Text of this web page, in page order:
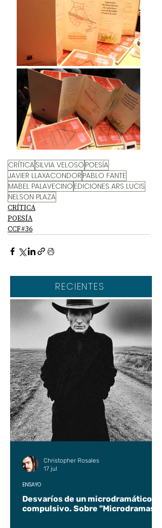
CRÍTICASILVIA VELOSO POESÍA
JAVIER LLAXACONDOR PABLO FANTE
MABEL PALAVECINO EDICIONES ARS LUCIS
NELSON PLAZA
CRÍTICA
POESÍA
CCF#36
RECIENTES
Desvaríos de un microdramático
compulsivo. Sobre "Microdramas".
ENSAYO
Christopher Rosales
17 jul